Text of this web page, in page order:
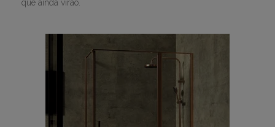
que ainda virão.